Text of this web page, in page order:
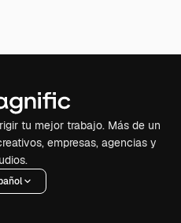
tu mejor trabajo. Más de un
empresas, agencias y